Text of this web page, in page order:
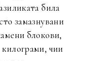
била
замазнувани
блокови,
чии